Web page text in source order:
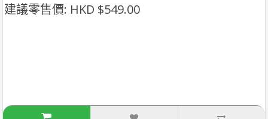
建議零售價: HKD $549.00